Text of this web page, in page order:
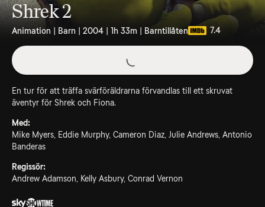
Shrek 2
Animation | Barn | 2004 | 1h 33m | Barntillåten 7.4
En tur för att träffa svärföräldrarna förvandlas till ett skruvat
äventyr för Shrek och Fiona.
Med:
Mike Myers, Eddie Murphy, Cameron Diaz, Julie Andrews, Antonio
Banderas
Regissör:
Andrew Adamson, Kelly Asbury, Conrad Vernon